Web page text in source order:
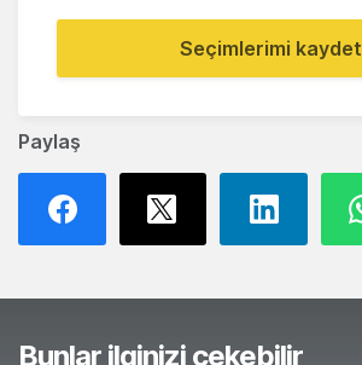
Paylaş
Seçimlerimi kaydet
Bunlar ilginizi çekebilir